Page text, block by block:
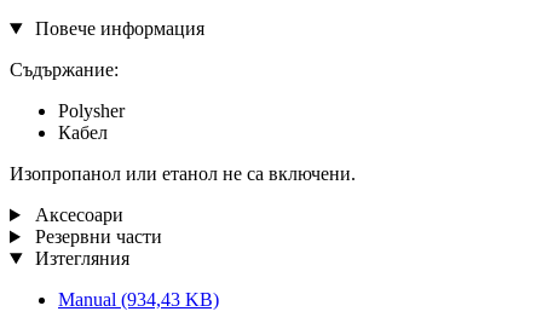
Повече информация
Съдържание:
Polysher
Кабел
Изопропанол или етанол не са включени.
Аксесоари
Резервни части
Изтегляния
Manual (934,43 KB)